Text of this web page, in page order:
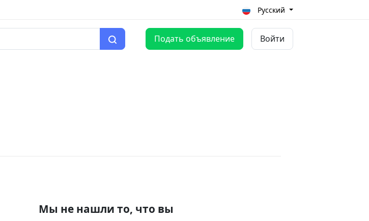
Русский
Подать объявление Войти
Мы не нашли то, что вы